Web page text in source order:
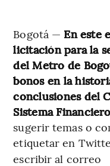
Bogotá — En este
licitación para la
del Metro de
bonos en la
conclusiones del
Sistema
sugerir temas o
etiquetar en
escribir al correo